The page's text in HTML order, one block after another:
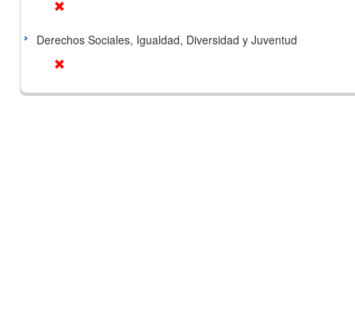
Derechos Sociales, Igualdad, Diversidad y Juventud